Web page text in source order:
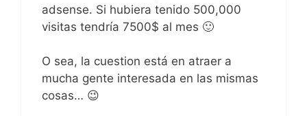
adsense. Si hubiera tenido 500,000
visitas tendría 7500$ al mes 🙂
O sea, la cuestion está en atraer a
mucha gente interesada en las mismas
cosas… 😉